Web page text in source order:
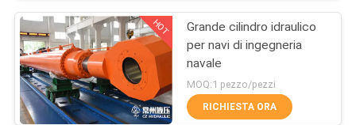
CONTATTACI
CHIEDI UN
PREVENTIVO
Grande foro cilindri
HOT
Grande cilindro idraulico
per navi di ingegneria
navale
MOQ:1 pezzo/pezzi
RICHIESTA ORA